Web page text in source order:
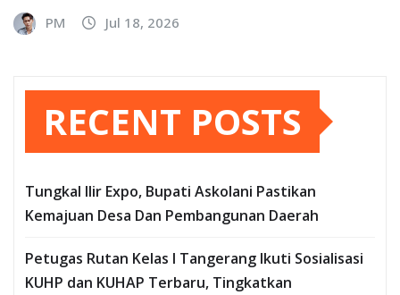
PM Jul 18, 2026
RECENT POSTS
Tungkal Ilir Expo, Bupati Askolani Pastikan
Kemajuan Desa Dan Pembangunan Daerah
Petugas Rutan Kelas I Tangerang Ikuti Sosialisasi
KUHP dan KUHAP Terbaru, Tingkatkan